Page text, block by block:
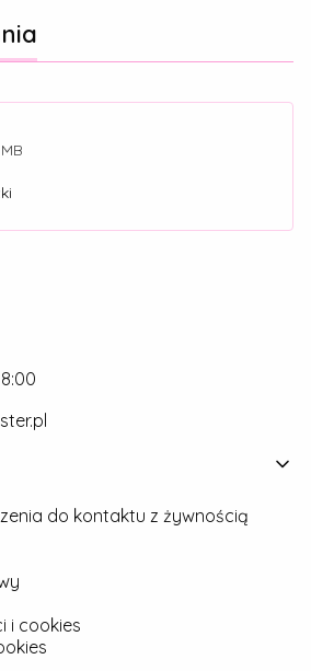
do kontaktu z żywnością
i cookies